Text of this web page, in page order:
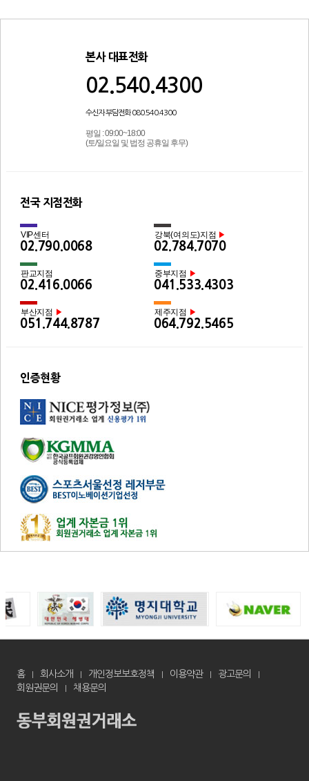
본사 대표전화
02.540.4300
수신자 부담전화 080.540.4300
평일 : 09:00~18:00
(토/일요일 및 법정 공휴일 후무)
전국 지점전화
VIP센터
02.790.0068
강북(여의도)지점 ▶
02.784.7070
판교지점
02.416.0066
중부지점 ▶
041.533.4303
부산지점 ▶
051.744.8787
제주지점 ▶
064.792.5465
인증현황
홈 회사소개 개인정보보호정책 이용약관
광고문의
회원권문의
채용문의